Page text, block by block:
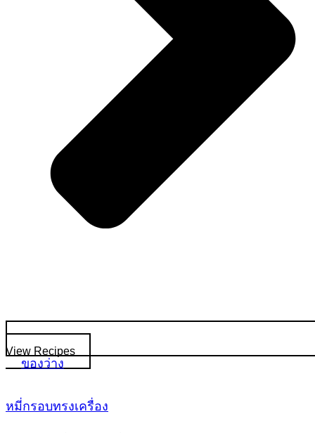
View Recipes
ของว่าง
หมี่กรอบทรงเครื่อง